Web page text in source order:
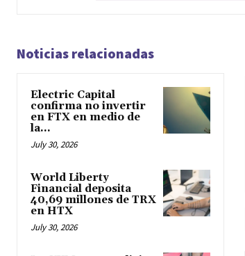
Noticias relacionadas
Electric Capital
confirma no invertir
en FTX en medio de
la...
July 30, 2026
World Liberty
Financial deposita
40,69 millones de TRX
en HTX
July 30, 2026